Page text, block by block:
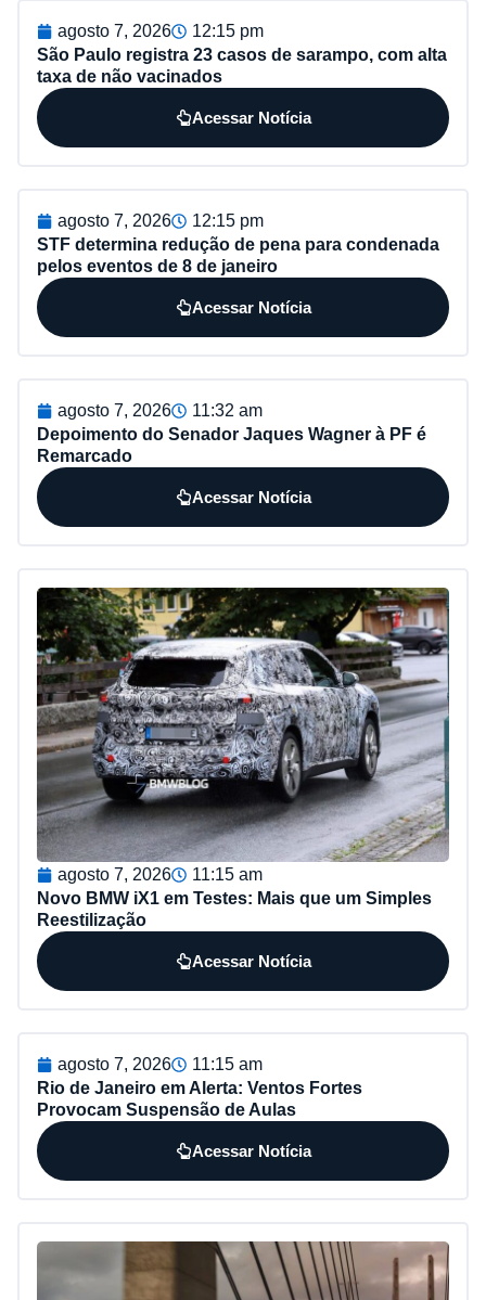
agosto 7, 2026
12:15 pm
São Paulo registra 23 casos de sarampo, com alta
taxa de não vacinados
Acessar Notícia
agosto 7, 2026
12:15 pm
STF determina redução de pena para condenada
pelos eventos de 8 de janeiro
Acessar Notícia
agosto 7, 2026
11:32 am
Depoimento do Senador Jaques Wagner à PF é
Remarcado
Acessar Notícia
agosto 7, 2026
11:15 am
Novo BMW iX1 em Testes: Mais que um Simples
Reestilização
Acessar Notícia
agosto 7, 2026
11:15 am
Rio de Janeiro em Alerta: Ventos Fortes
Provocam Suspensão de Aulas
Acessar Notícia